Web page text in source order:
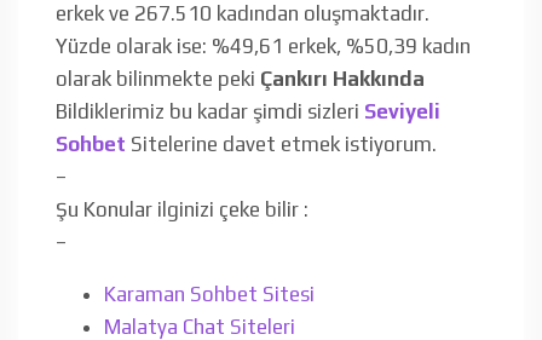
erkek ve 267.510 kadından oluşmaktadır.
Yüzde olarak ise: %49,61 erkek, %50,39 kadın
olarak bilinmekte peki Çankırı Hakkında
Bildiklerimiz bu kadar şimdi sizleri Seviyeli
Sohbet Sitelerine davet etmek istiyorum.
–
Şu Konular ilginizi çeke bilir :
–
Karaman Sohbet Sitesi
Malatya Chat Siteleri